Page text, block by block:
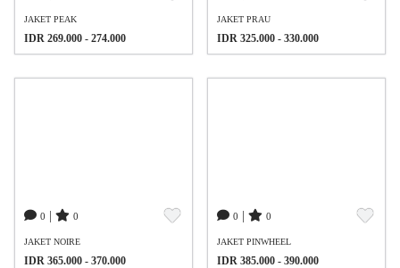
JAKET PEAK
IDR 269.000 - 274.000
JAKET PRAU
IDR 325.000 - 330.000
0 0
JAKET NOIRE
IDR 365.000 - 370.000
0 0
JAKET PINWHEEL
IDR 385.000 - 390.000